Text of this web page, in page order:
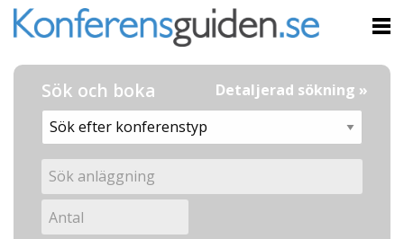
Sök och boka Detaljerad sökning »